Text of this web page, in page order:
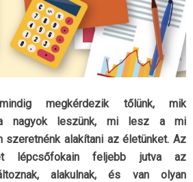
mindig megkérdezik tőlünk, mik
nagyok leszünk, mi lesz a mi
szeretnénk alakítani az életünket. Az
feljebb jutva az
alakulnak, és van olyan